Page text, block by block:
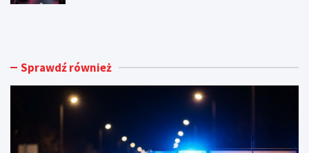
k
w
y Sprawdź również